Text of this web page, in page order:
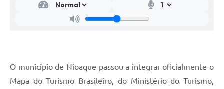
O município de Nioaque passou a integrar oficialmente o
Mapa do Turismo Brasileiro, do Ministério do Turismo,